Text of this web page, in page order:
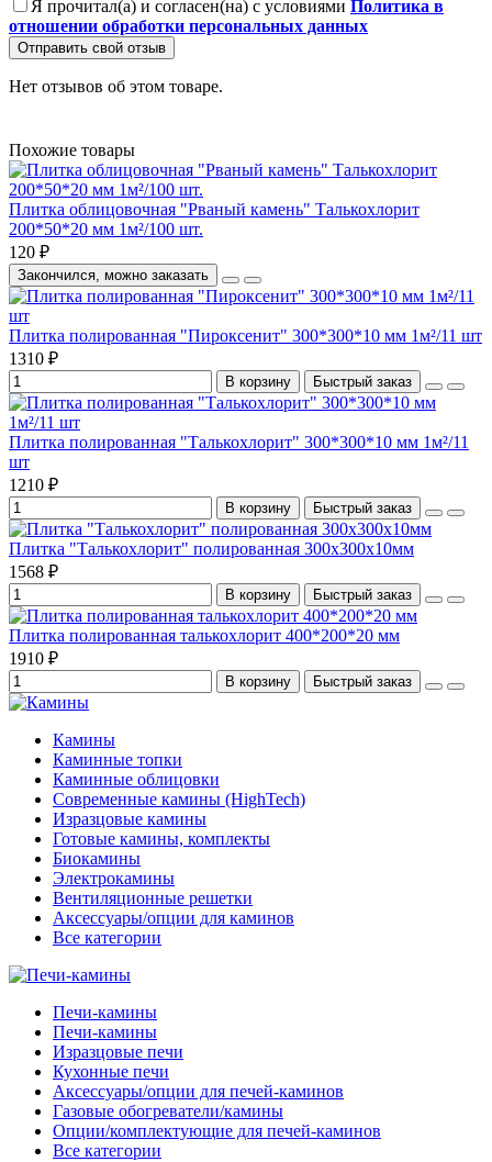
Я прочитал(а) и согласен(на) с условиями Политика в
отношении обработки персональных данных
Отправить свой отзыв
Нет отзывов об этом товаре.
Похожие товары
Плитка облицовочная "Рваный камень" Талькохлорит
200*50*20 мм 1м²/100 шт.
120 ₽
Закончился, можно заказать
Плитка полированная "Пироксенит" 300*300*10 мм 1м²/11 шт
1310 ₽
В корзину Быстрый заказ
Плитка полированная "Талькохлорит" 300*300*10 мм 1м²/11
шт
1210 ₽
В корзину Быстрый заказ
Плитка "Талькохлорит" полированная 300х300х10мм
1568 ₽
В корзину Быстрый заказ
Плитка полированная талькохлорит 400*200*20 мм
1910 ₽
В корзину Быстрый заказ
Камины
Каминные топки
Каминные облицовки
Современные камины (HighTech)
Изразцовые камины
Готовые камины, комплекты
Биокамины
Электрокамины
Вентиляционные решетки
Аксессуары/опции для каминов
Все категории
Печи-камины
Печи-камины
Изразцовые печи
Кухонные печи
Аксессуары/опции для печей-каминов
Газовые обогреватели/камины
Опции/комплектующие для печей-каминов
Все категории